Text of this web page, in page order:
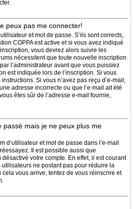
peux pas me connecter!
et mot de passe. S’ils sont corrects,
COPPA est active et si vous avez indiqué
vous devrez alors suivre les
nécessitent que toute nouvelle inscription
l’administrateur avant que vous puissiez
est indiquée lors de l’inscription. Si vous
Si vous n’avez pas reçu d’e-mail,
adresse incorrecte ou que l’e-mail ait été
êtes sûr de l’adresse e-mail fournie,
mais je ne peux plus me
d’utilisateur et mot de passe dans l’e-mail
Il est possible aussi que
désactivé votre compte. En effet, il est courant
ne postant pas pour réduire la
vous arrive, tentez de vous réinscrire et